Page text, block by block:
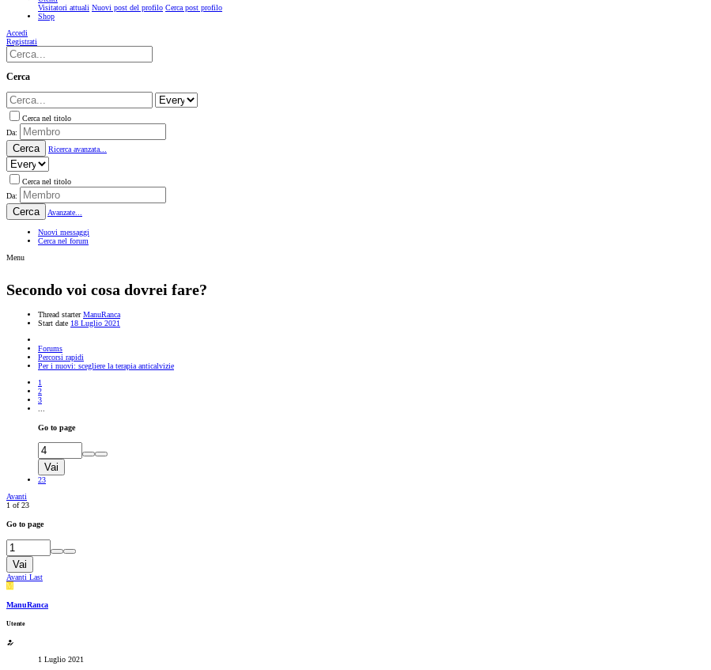
Visitatori attuali Nuovi post del profilo Cerca post profilo
Shop
Accedi
Registrati
Cerca
Cerca nel titolo
Da:
Cerca Ricerca avanzata...
Cerca nel titolo
Da:
Cerca Avanzate...
Nuovi messaggi
Cerca nel forum
Menu
Secondo voi cosa dovrei fare?
Thread starter ManuRanca
Start date 18 Luglio 2021
Forums
Percorsi rapidi
Per i nuovi: scegliere la terapia anticalvizie
1
2
3
Go to page
Vai
23
Avanti
1 of 23
Go to page
Vai
Avanti Last
M
ManuRanca
Utente
1 Luglio 2021